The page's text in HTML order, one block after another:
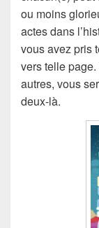
ou moins
actes dans
vous avez pris
vers telle
autres, vous
deux-là.